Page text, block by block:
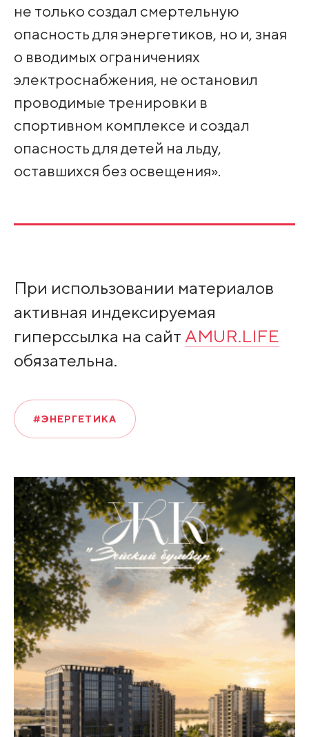
не только создал смертельную
опасность для энергетиков, но и, зная
о вводимых ограничениях
электроснабжения, не остановил
проводимые тренировки в
спортивном комплексе и создал
опасность для детей на льду,
оставшихся без освещения».
При использовании материалов
активная индексируемая
гиперссылка на сайт AMUR.LIFE
обязательна.
#ЭНЕРГЕТИКА